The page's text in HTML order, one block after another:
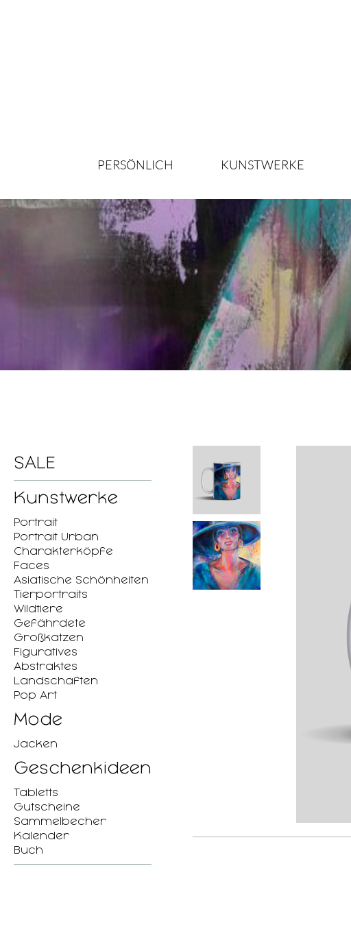
PERSÖNLICH KUNSTWERKE
SALE
Kunstwerke
Portrait
Portrait Urban
Charakterköpfe
Faces
Asiatische Schönheiten
Tierportraits
Wildtiere
Gefährdete
Großkatzen
Figuratives
Abstraktes
Landschaften
Pop Art
Mode
Jacken
Geschenkideen
Tabletts
Gutscheine
Sammelbecher
Kalender
Buch